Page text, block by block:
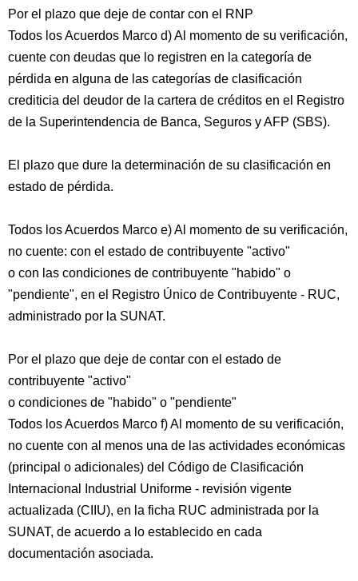
Por el plazo que deje de contar con el RNP
Todos los Acuerdos Marco d) Al momento de su verificación,
cuente con deudas que lo registren en la categoría de
pérdida en alguna de las categorías de clasificación
crediticia del deudor de la cartera de créditos en el Registro
de la Superintendencia de Banca, Seguros y AFP (SBS).
El plazo que dure la determinación de su clasificación en
estado de pérdida.
Todos los Acuerdos Marco e) Al momento de su verificación,
no cuente: con el estado de contribuyente "activo"
o con las condiciones de contribuyente "habido" o
"pendiente", en el Registro Único de Contribuyente - RUC,
administrado por la SUNAT.
Por el plazo que deje de contar con el estado de
contribuyente "activo"
o condiciones de "habido" o "pendiente"
Todos los Acuerdos Marco f) Al momento de su verificación,
no cuente con al menos una de las actividades económicas
(principal o adicionales) del Código de Clasificación
Internacional Industrial Uniforme - revisión vigente
actualizada (CIIU), en la ficha RUC administrada por la
SUNAT, de acuerdo a lo establecido en cada
documentación asociada.